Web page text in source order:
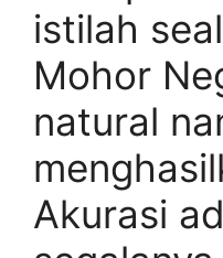
istilah
Mohor
natural
Akurasi